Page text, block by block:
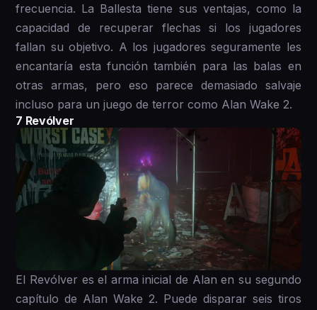
frecuencia. La Ballesta tiene sus ventajas, como la
capacidad de recuperar flechas si los jugadores
fallan su objetivo. A los jugadores seguramente les
encantaría esta función también para las balas en
otras armas, pero eso parece demasiado salvaje
incluso para un juego de terror como Alan Wake 2.
7 Revólver
El Revólver es el arma inicial de Alan en su segundo
capítulo de Alan Wake 2. Puede disparar seis tiros